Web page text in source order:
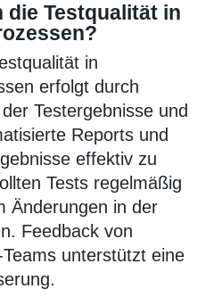
die Testqualität in
in
erfolgt durch
Testergebnisse und
Reports und
effektiv zu
Tests regelmäßig
Änderungen in der
Feedback von
unterstützt eine